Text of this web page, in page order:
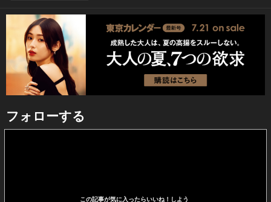
フォローする
この記事が気に入ったらいいね！しよう